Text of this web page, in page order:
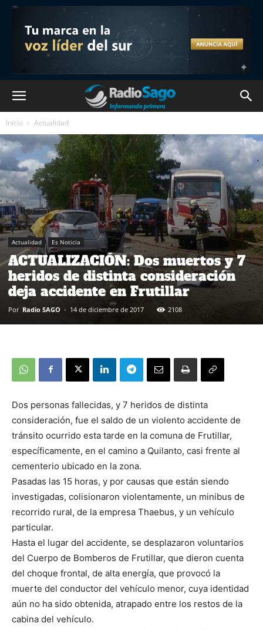
Inicio Actualidad
Actualidad Es Noticia
ACTUALIZACIÓN: Dos muertos y 7
heridos de distinta consideración
deja accidente en Frutillar
Por Radio SAGO - 14 de diciembre de 2017 2108
Dos personas fallecidas, y 7 heridos de distinta
consideración, fue el saldo de un violento accidente de
tránsito ocurrido esta tarde en la comuna de Frutillar,
específicamente, en el camino a Quilanto, casi frente al
cementerio ubicado en la zona.
Pasadas las 15 horas, y por causas que están siendo
investigadas, colisionaron violentamente, un minibus de
recorrido rural, de la empresa Thaebus, y un vehículo
particular.
Hasta el lugar del accidente, se desplazaron voluntarios
del Cuerpo de Bomberos de Frutillar, que dieron cuenta
del choque frontal, de alta energía, que provocó la
muerte del conductor del vehículo menor, cuya identidad
aún no ha sido obtenida, atrapado entre los restos de la
cabina del vehículo.